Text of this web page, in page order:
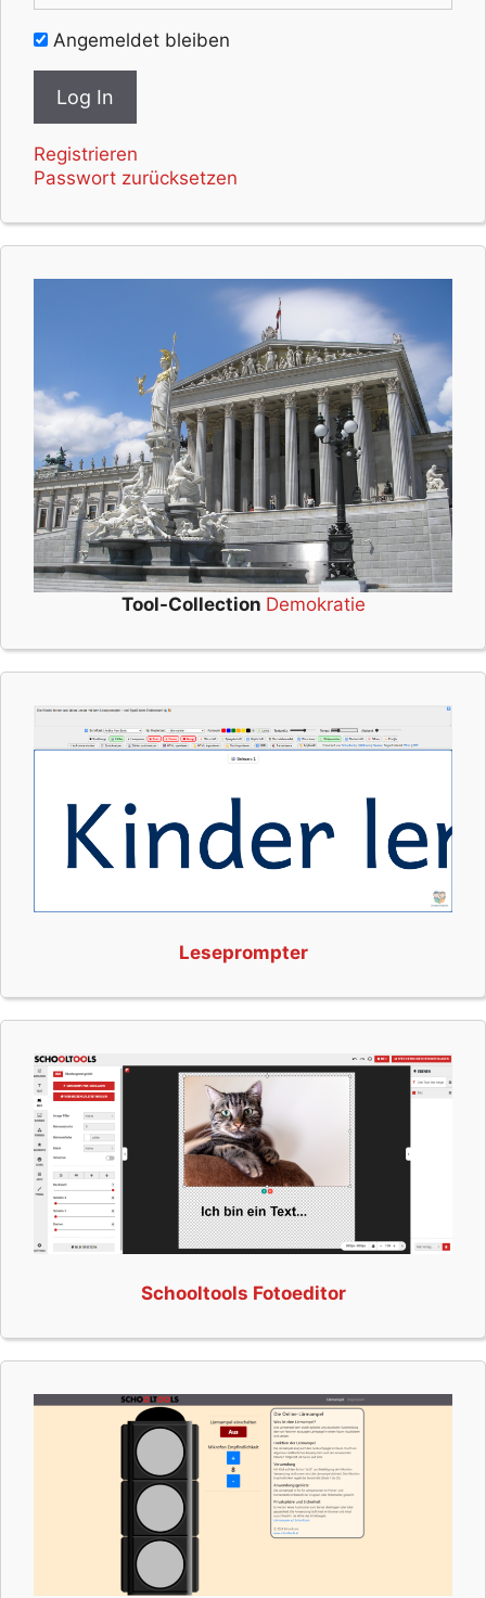
Angemeldet bleiben
Registrieren
Passwort zurücksetzen
Tool-Collection Demokratie
Leseprompter
Schooltools Fotoeditor